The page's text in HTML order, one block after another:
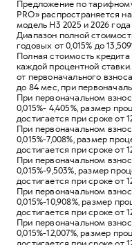
Предложение по
PRO» распространяется
модель H3 2025 и 2026
Диапазон полной
годовых от 0,015% до
Полная стоимость
каждой процентной
от первоначального
до 84 мес, при
При первоначальном
0,015%- 4,405%, размер
достигается при сроке от
При первоначальном
0,015%-7,008%, размер
достигается при сроке от
При первоначальном
0,015%-9,503%, размер
достигается при сроке от
При первоначальном
0,015%-10,908%, размер
достигается при сроке от
При первоначальном
0,015%-12,007%, размер